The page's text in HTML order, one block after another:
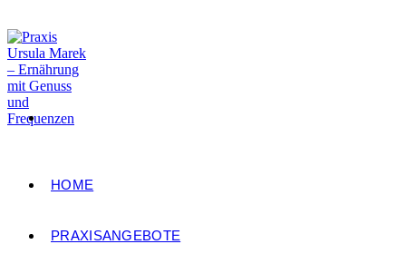
Inhalt
springen
HOME
PRAXISANGEBOTE